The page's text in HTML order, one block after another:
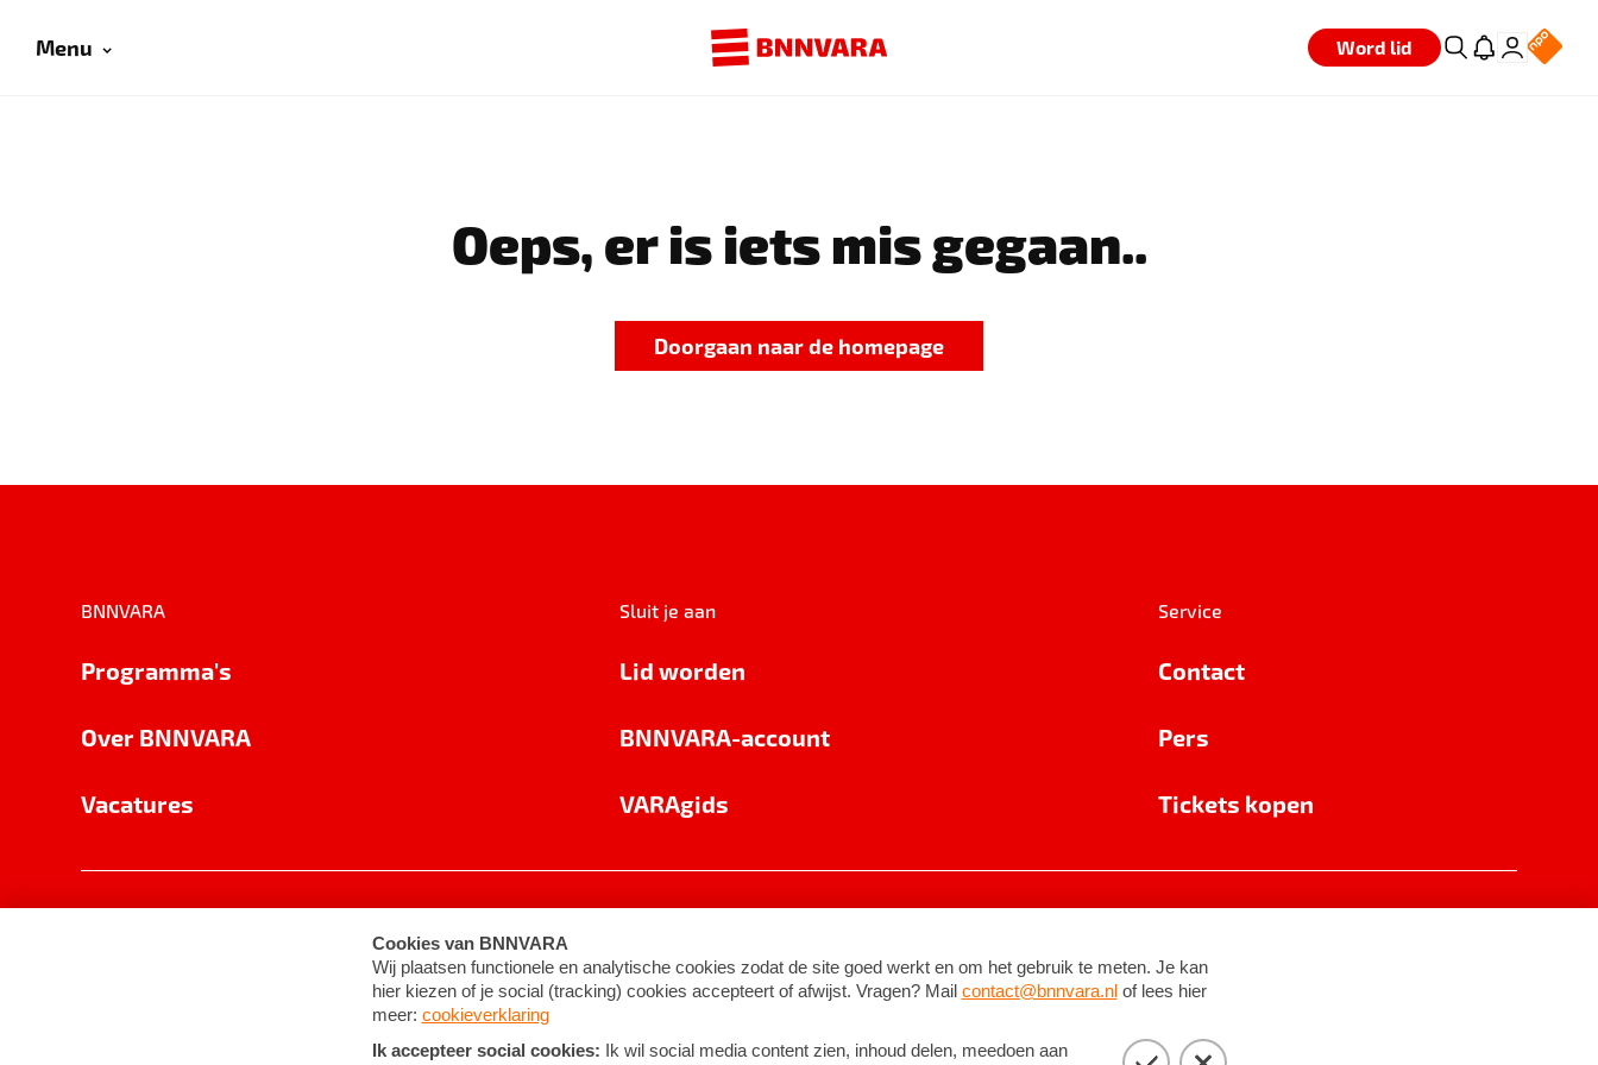
Menu Word lid
Oeps, er is iets mis gegaan..
Doorgaan naar de homepage
BNNVARA
Programma's
Over BNNVARA
Vacatures
Sluit je aan
Lid worden
BNNVARA-account
VARAgids
Service
Contact
Pers
Tickets kopen
Cookie-instellingen Algemene voorwaarden ©2026BNNVARA